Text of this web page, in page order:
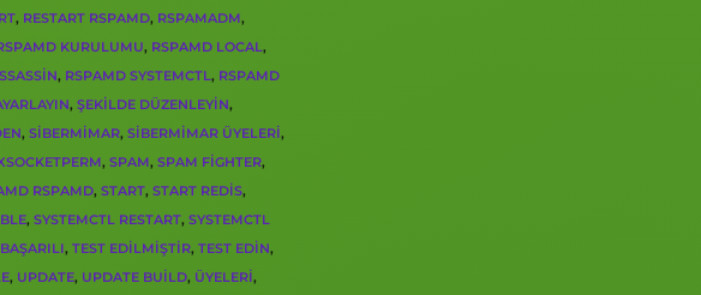
, RESTART RSPAMD, RSPAMADM,
KURULUMU, RSPAMD LOCAL,
, RSPAMD SYSTEMCTL, RSPAMD
, ŞEKILDE DÜZENLEYIN,
, SIBERMIMAR, SIBERMIMAR ÜYELERI,
, SPAM, SPAM FIGHTER,
RSPAMD, START, START REDIS,
, SYSTEMCTL RESTART, SYSTEMCTL
, TEST EDILMIŞTIR, TEST EDIN,
, UPDATE, UPDATE BUILD, ÜYELERI,